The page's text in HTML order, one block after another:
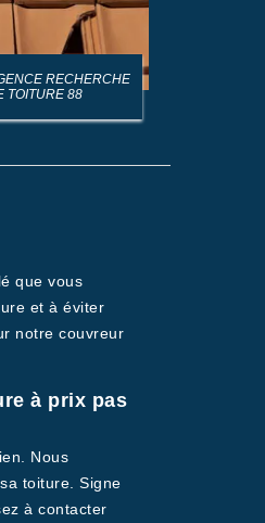
RECHERCHE
TOITURE 88
que vous
et à éviter
notre couvreur
à prix pas
Nous
toiture. Signe
à contacter